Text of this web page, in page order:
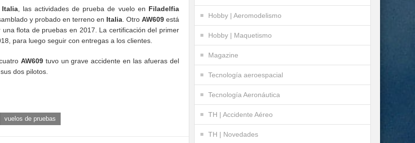
Italia, las actividades de prueba de vuelo en Filadelfia
y probado en terreno en Italia. Otro AW609 está
flota de pruebas en 2017. La certificación del primer
para luego seguir con entregas a los clientes.
AW609tuvo un grave accidente en las afueras del
dos pilotos.
vuelos de pruebas
Hobby | Aeromodelismo
Hobby | Maquetismo
Magazine
Tecnología aeroespacial
Tecnología Aeronáutica
TH | Accidente Aéreo
TH | Novedades